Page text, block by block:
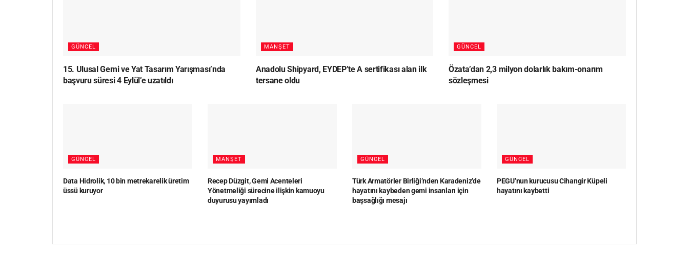
GÜNCEL
15. Ulusal Gemi ve Yat Tasarım Yarışması’nda
başvuru süresi 4 Eylül’e uzatıldı
MANŞET
Anadolu Shipyard, EYDEP’te A sertifikası alan ilk
tersane oldu
GÜNCEL
Özata’dan 2,3 milyon dolarlık bakım-onarım
sözleşmesi
GÜNCEL
Data Hidrolik, 10 bin metrekarelik üretim
üssü kuruyor
MANŞET
Recep Düzgit, Gemi Acenteleri
Yönetmeliği sürecine ilişkin kamuoyu
duyurusu yayımladı
GÜNCEL
Türk Armatörler Birliği’nden Karadeniz’de
hayatını kaybeden gemi insanları için
başsağlığı mesajı
GÜNCEL
PEGU’nun kurucusu Cihangir Küpeli
hayatını kaybetti